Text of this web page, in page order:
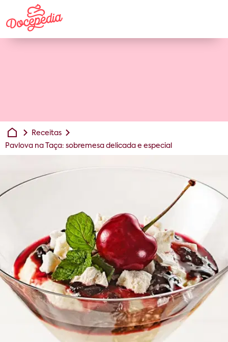
Receitas
Pavlova na Taça: sobremesa delicada e especial